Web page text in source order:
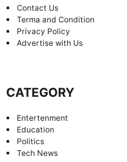
Contact Us
Terma and Condition
Privacy Policy
Advertise with Us
CATEGORY
Entertenment
Education
Politics
Tech News